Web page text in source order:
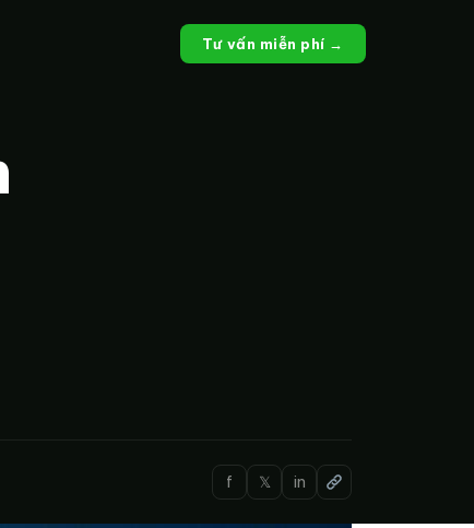
Tư vấn miễn phí →
f 𝕏 in